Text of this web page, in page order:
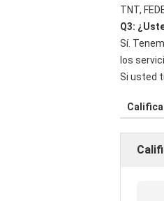
TNT,
Q3:
Sí.
los
Si usted